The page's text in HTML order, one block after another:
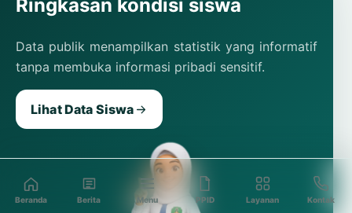
Ringkasan kondisi siswa
Data publik menampilkan statistik yang informatif
tanpa membuka informasi pribadi sensitif.
Lihat Data Siswa
Beranda Berita Menu PPID Layanan Kontak